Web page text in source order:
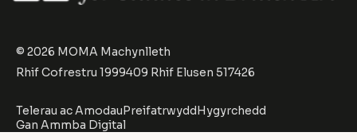
© 2026 MOMA Machynlleth
Rhif Cofrestru 1999409 Rhif Elusen 517426
Telerau ac AmodauPreifatrwyddHygyrchedd
Gan Ammba Digital